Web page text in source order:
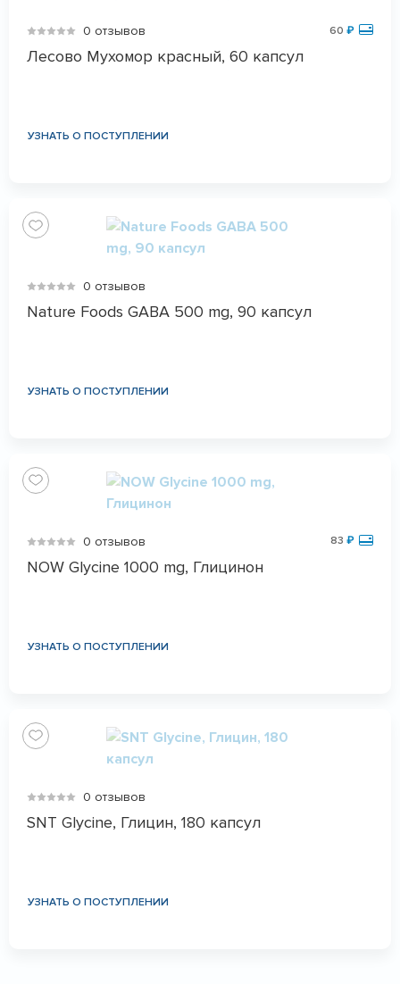
0 отзывов 60 ₽
Лесово Мухомор красный, 60 капсул
УЗНАТЬ О ПОСТУПЛЕНИИ
0 отзывов
Nature Foods GABA 500 mg, 90 капсул
УЗНАТЬ О ПОСТУПЛЕНИИ
0 отзывов 83 ₽
NOW Glycine 1000 mg, Глицинон
УЗНАТЬ О ПОСТУПЛЕНИИ
0 отзывов
SNT Glycine, Глицин, 180 капсул
УЗНАТЬ О ПОСТУПЛЕНИИ